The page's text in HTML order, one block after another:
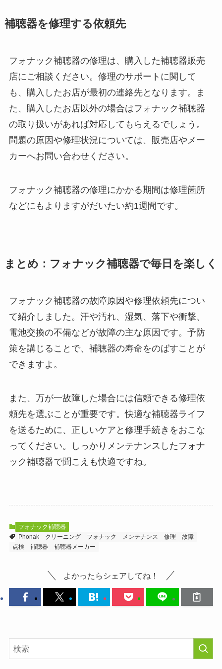
補聴器を修理する依頼先
フォナック補聴器の修理は、購入した補聴器販売
店にご相談ください。修理のサポートに関して
も、購入したお店が最初の連絡先となります。ま
た、購入したお店以外の場合はフォナック補聴器
の取り扱いがあれば対応してもらえるでしょう。
問題の原因や修理状況については、販売店やメー
カーへお問い合わせください。
フォナック補聴器の修理にかかる期間は修理箇所
などにもよりますがだいたい約1週間です。
まとめ：フォナック補聴器で毎日を楽しく
フォナック補聴器の故障原因や修理依頼先につい
て紹介しました。汗や汚れ、湿気、落下や衝撃、
電池交換の不備などが故障の主な原因です。予防
策を講じることで、補聴器の寿命をのばすことが
できますよ。
また、万が一故障した場合には信頼できる修理依
頼先を選ぶことが重要です。快適な補聴器ライフ
を送るために、正しいケアと修理手続きをおこな
ってください。しっかりメンテナンスしたフォナ
ック補聴器で聞こえも快適ですね。
フォナック補聴器
Phonak
クリーニング フォナック メンテナンス 修理
故障
点検
補聴器 補聴器メーカー
よかったらシェアしてね！